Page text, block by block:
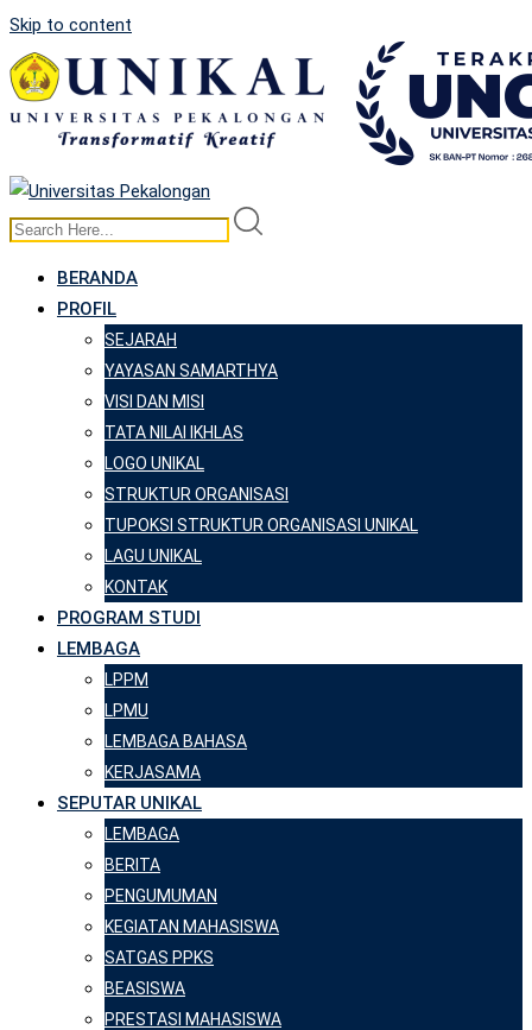
Skip to content
BERANDA
PROFIL
SEJARAH
YAYASAN SAMARTHYA
VISI DAN MISI
TATA NILAI IKHLAS
LOGO UNIKAL
STRUKTUR ORGANISASI
TUPOKSI STRUKTUR ORGANISASI UNIKAL
LAGU UNIKAL
KONTAK
PROGRAM STUDI
LEMBAGA
LPPM
LPMU
LEMBAGA BAHASA
KERJASAMA
SEPUTAR UNIKAL
LEMBAGA
BERITA
PENGUMUMAN
KEGIATAN MAHASISWA
SATGAS PPKS
BEASISWA
PRESTASI MAHASISWA